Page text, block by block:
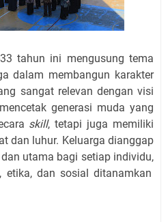
tahun ini mengusung tema
dalam membangun karakter
sangat relevan dengan visi
generasi muda yang
skill, tetapi juga memiliki
dan luhur. Keluarga dianggap
utama bagi setiap individu,
etika,dan sosial ditanamkan